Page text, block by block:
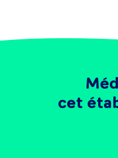
cet